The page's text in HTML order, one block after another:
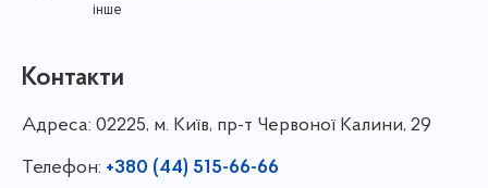
інше
Контакти
Адреса: 02225, м. Київ, пр-т Червоної Калини, 29
Телефон: +380 (44) 515-66-66